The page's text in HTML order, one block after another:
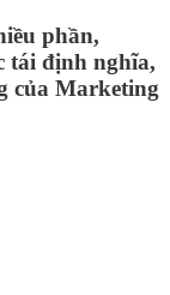
phần,
tái định nghĩa,
của Marketing